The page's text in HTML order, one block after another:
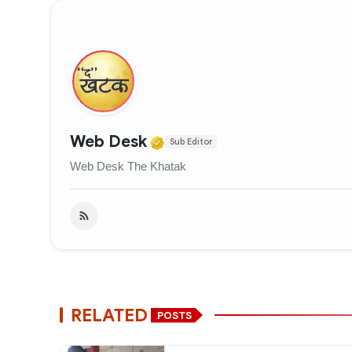
Web Desk Verified Media or
Sub Editor
Web Desk The Khatak
RELATED POSTS